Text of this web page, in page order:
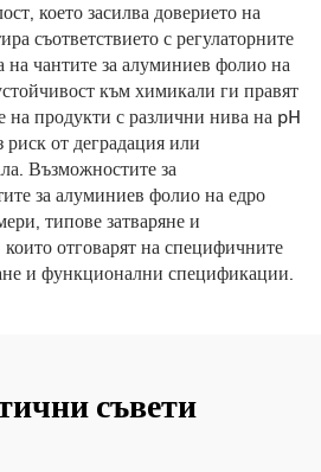
което засилва доверието на
съответствието с регулаторните
на чантите за алуминиев фолио на
към химикали ги правят
на продукти с различни нива на pH
риск от деградация или
Възможностите за
за алуминиев фолио на едро
типове затваряне и
отговарят на специфичните
и функционални спецификации.
съвети